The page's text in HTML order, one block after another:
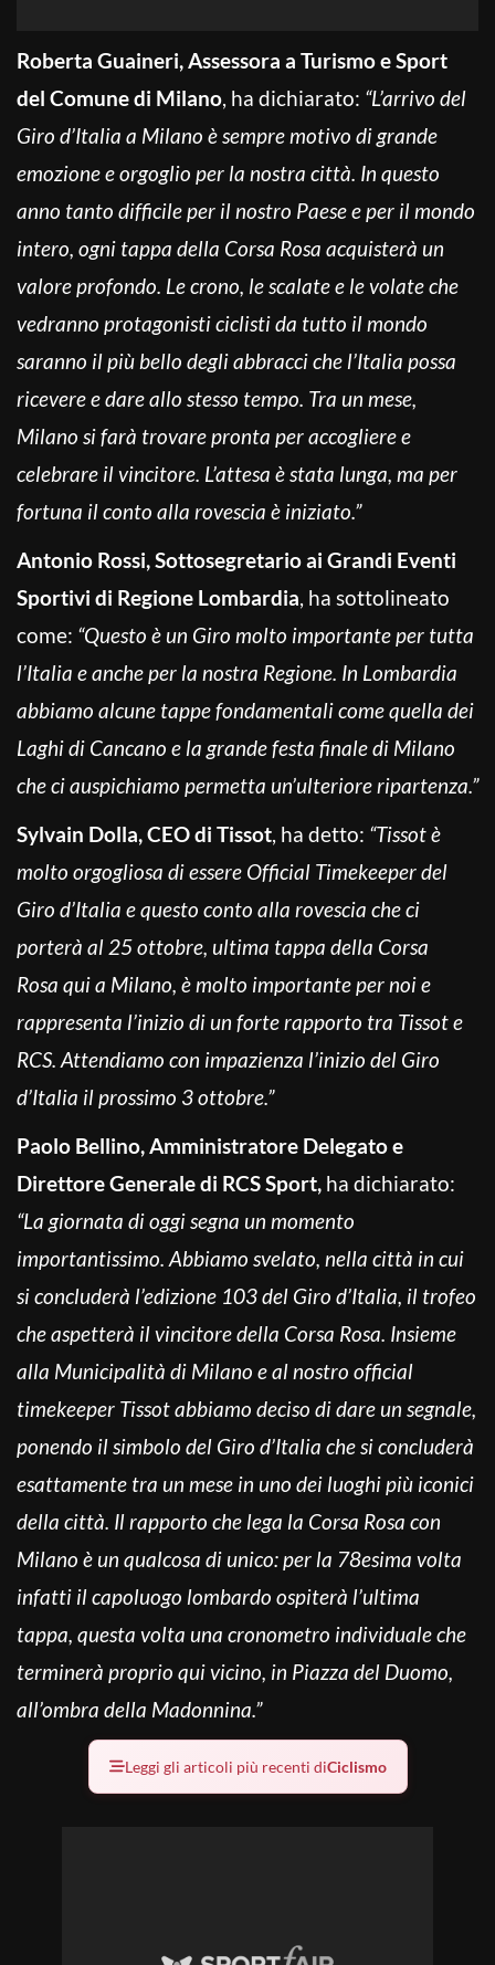
Roberta Guaineri, Assessora a Turismo e Sport
del Comune di Milano, ha dichiarato: “L’arrivo del
Giro d’Italia a Milano è sempre motivo di grande
emozione e orgoglio per la nostra città. In questo
anno tanto difficile per il nostro Paese e per il mondo
intero, ogni tappa della Corsa Rosa acquisterà un
valore profondo. Le crono, le scalate e le volate che
vedranno protagonisti ciclisti da tutto il mondo
saranno il più bello degli abbracci che l’Italia possa
ricevere e dare allo stesso tempo. Tra un mese,
Milano si farà trovare pronta per accogliere e
celebrare il vincitore. L’attesa è stata lunga, ma per
fortuna il conto alla rovescia è iniziato.”
Antonio Rossi, Sottosegretario ai Grandi Eventi
Sportivi di Regione Lombardia, ha sottolineato
come: “Questo è un Giro molto importante per tutta
l’Italia e anche per la nostra Regione. In Lombardia
abbiamo alcune tappe fondamentali come quella dei
Laghi di Cancano e la grande festa finale di Milano
che ci auspichiamo permetta un’ulteriore ripartenza.”
Sylvain Dolla, CEO di Tissot, ha detto: “Tissot è
molto orgogliosa di essere Official Timekeeper del
Giro d’Italia e questo conto alla rovescia che ci
porterà al 25 ottobre, ultima tappa della Corsa
Rosa qui a Milano, è molto importante per noi e
rappresenta l’inizio di un forte rapporto tra Tissot e
RCS. Attendiamo con impazienza l’inizio del Giro
d’Italia il prossimo 3 ottobre.”
Paolo Bellino, Amministratore Delegato e
Direttore Generale di RCS Sport, ha dichiarato:
“La giornata di oggi segna un momento
importantissimo. Abbiamo svelato, nella città in cui
si concluderà l’edizione 103 del Giro d’Italia, il trofeo
che aspetterà il vincitore della Corsa Rosa. Insieme
alla Municipalità di Milano e al nostro official
timekeeper Tissot abbiamo deciso di dare un segnale,
ponendo il simbolo del Giro d’Italia che si concluderà
esattamente tra un mese in uno dei luoghi più iconici
della città. Il rapporto che lega la Corsa Rosa con
Milano è un qualcosa di unico: per la 78esima volta
infatti il capoluogo lombardo ospiterà l’ultima
tappa, questa volta una cronometro individuale che
terminerà proprio qui vicino, in Piazza del Duomo,
all’ombra della Madonnina.”
Leggi gli articoli più recenti diCiclismo